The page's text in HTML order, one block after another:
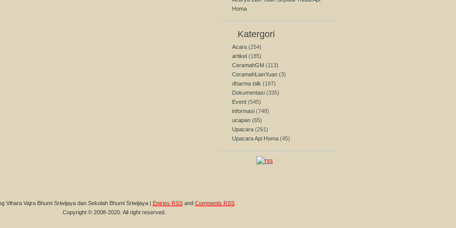
Homa
Katergori
Acara (254)
artikel (185)
CeramahGM (113)
CeramahLianYuan (3)
dharma talk (197)
Dokumentasi (335)
Event (545)
informasi (748)
ucapan (65)
Upacara (261)
Upacara Api Homa (45)
Vihara Vajra Bhumi Sriwijaya dan Sekolah Bhumi Sriwijaya | Entries RSSand Comments RSS
Copyright © 2008-2020. All right reserved.